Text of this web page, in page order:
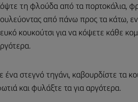
τη φλούδα από τα πορτοκάλια,
από πάνω προς τα κάτω,
κουκούτσι για να κόψετε κάθε
ένα στεγνό τηγάνι, καβουρδίστε τα
και φυλάξτε τα για αργότερα.